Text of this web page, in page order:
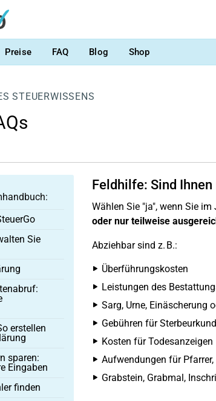
Preise FAQ Blog Shop
STEUERWISSENS
Feldhilfe: Sind
Wählen Sie "ja", wenn Sie
oder nur teilweise
Abziehbar sind z. B.:
Überführungskosten
Leistungen des
Sarg, Urne, Einäscherung
Gebühren für
Kosten für Todesanzeigen
Aufwendungen für Pfarrer,
Grabstein, Grabmal,
Sie
erstellen
sparen:
Eingaben
finden